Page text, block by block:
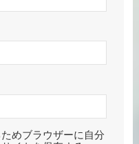
めブラウザーに自分